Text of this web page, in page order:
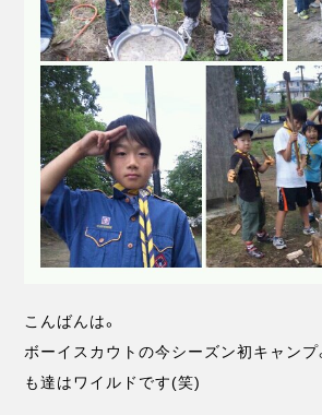
こんばんは。
ボーイスカウトの今シーズン初キャンプ
も達はワイルドです(笑)